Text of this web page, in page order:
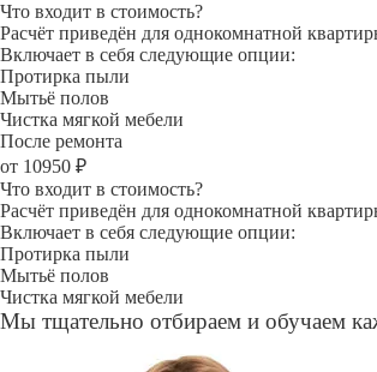
Что входит в стоимость?
Расчёт приведён для однокомнатной
Включает в себя следующие опции:
Протирка пыли
Мытьё полов
Чистка мягкой мебели
После ремонта
от 10950 ₽
Что входит в стоимость?
Расчёт приведён для однокомнатной
Включает в себя следующие опции:
Протирка пыли
Мытьё полов
Чистка мягкой мебели
Мы тщательно отбираем и обучаем